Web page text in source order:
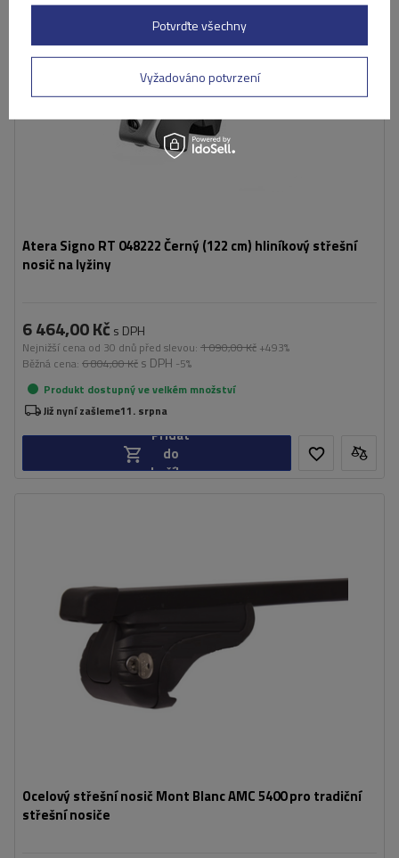
Atera Signo RT 048222 Černý (122 cm) hliníkový střešní
nosič na lyžiny
6 464,00 Kč s DPH
Nejnižší cena od 30 dnů před slevou: 1 090,00 Kč +493%
Běžná cena: 6 804,00 Kč s DPH -5%
Produkt dostupný ve velkém množství
Již nyní zašleme11. srpna
Přidat
do
košíku
Ocelový střešní nosič Mont Blanc AMC 5400 pro tradiční
střešní nosiče
Vyžadováno potvrzení
Potvrďte všechny